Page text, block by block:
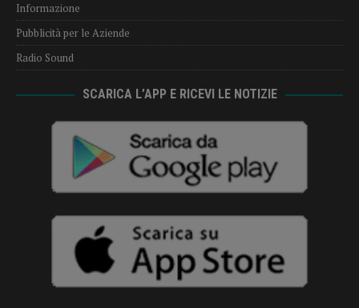
Informazione
Pubblicità per le Aziende
Radio Sound
SCARICA L’APP E RICEVI LE NOTIZIE